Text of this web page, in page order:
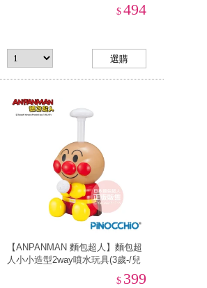
$ 494
【ANPANMAN 麵包超人】麵包超
人小小造型2way噴水玩具(3歲-/兒
$ 399